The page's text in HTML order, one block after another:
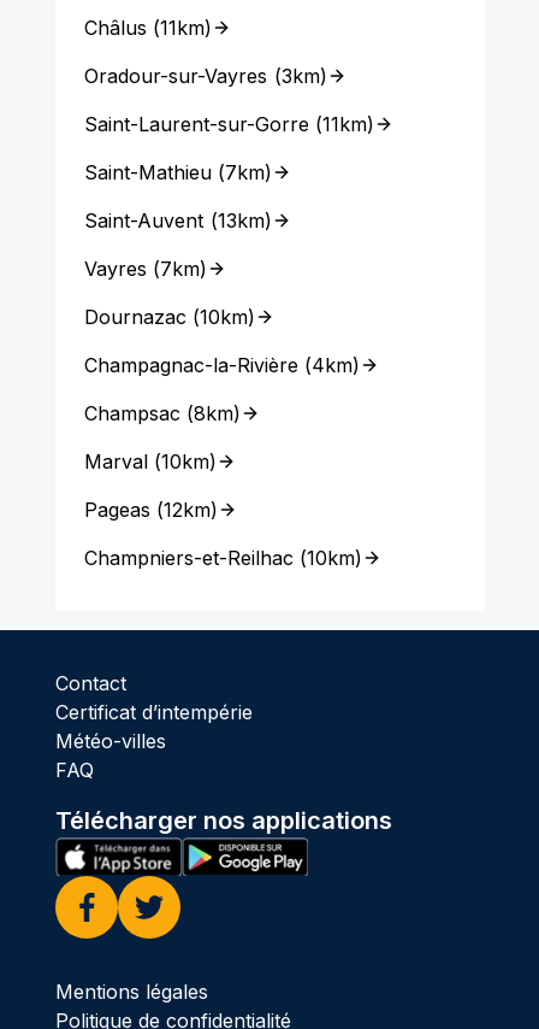
Châlus (11km)
Oradour-sur-Vayres (3km)
Saint-Laurent-sur-Gorre(11km)
Saint-Mathieu(7km)
Saint-Auvent (13km)
Vayres (7km)
Dournazac (10km)
Champagnac-la-Rivière(4km)
Champsac (8km)
Marval(10km)
Pageas (12km)
Champniers-et-Reilhac (10km)
Contact
Certificat d’intempérie
Météo-villes
FAQ
Télécharger nos applications
Facebook
Twitter
Mentions légales
Politique de confidentialité